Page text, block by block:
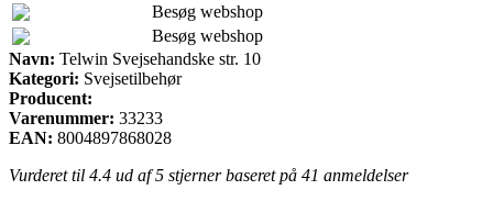
Besøg webshop
Besøg webshop
Navn: Telwin Svejsehandske str. 10
Kategori: Svejsetilbehør
Producent:
Varenummer: 33233
EAN: 8004897868028
Vurderet til 4.4 ud af 5 stjerner baseret på 41 anmeldelser